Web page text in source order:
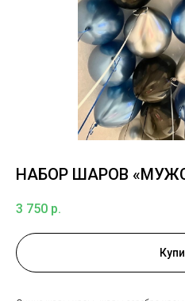
НАБОР ШАРОВ
3 750 р.